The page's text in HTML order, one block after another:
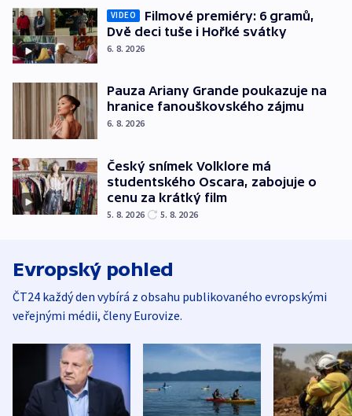
VIDEO
Filmové premiéry: 6 gramů,
Dvě deci tuše i Hořké svátky
6. 8. 2026
Pauza Ariany Grande poukazuje na
hranice fanouškovského zájmu
6. 8. 2026
Český snímek Volklore má
studentského Oscara, zabojuje o
cenu za krátký film
5. 8. 2026 5. 8. 2026
Evropský pohled
ČT24 každý den vybírá z obsahu publikovaného evropskými
veřejnými médii, členy Eurovize.